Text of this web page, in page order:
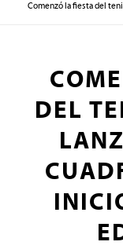
Comenzó la fiesta del
DEL